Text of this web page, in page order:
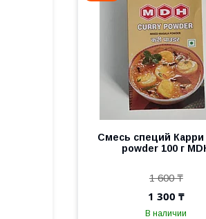
Смесь специй
powder 100 г
1 600 ₸
1 300 ₸
В наличии